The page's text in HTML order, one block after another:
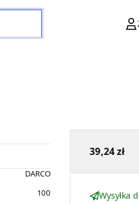
DARCO
100
39,24 zł
Wysyłka